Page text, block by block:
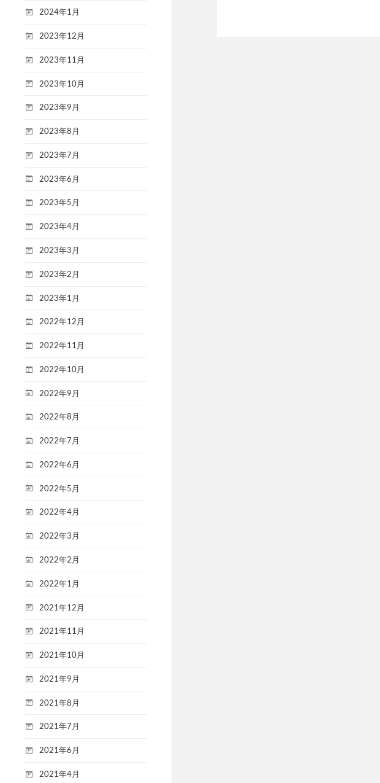
2024年1月
2023年12月
2023年11月
2023年10月
2023年9月
2023年8月
2023年7月
2023年6月
2023年5月
2023年4月
2023年3月
2023年2月
2023年1月
2022年12月
2022年11月
2022年10月
2022年9月
2022年8月
2022年7月
2022年6月
2022年5月
2022年4月
2022年3月
2022年2月
2022年1月
2021年12月
2021年11月
2021年10月
2021年9月
2021年8月
2021年7月
2021年6月
2021年4月